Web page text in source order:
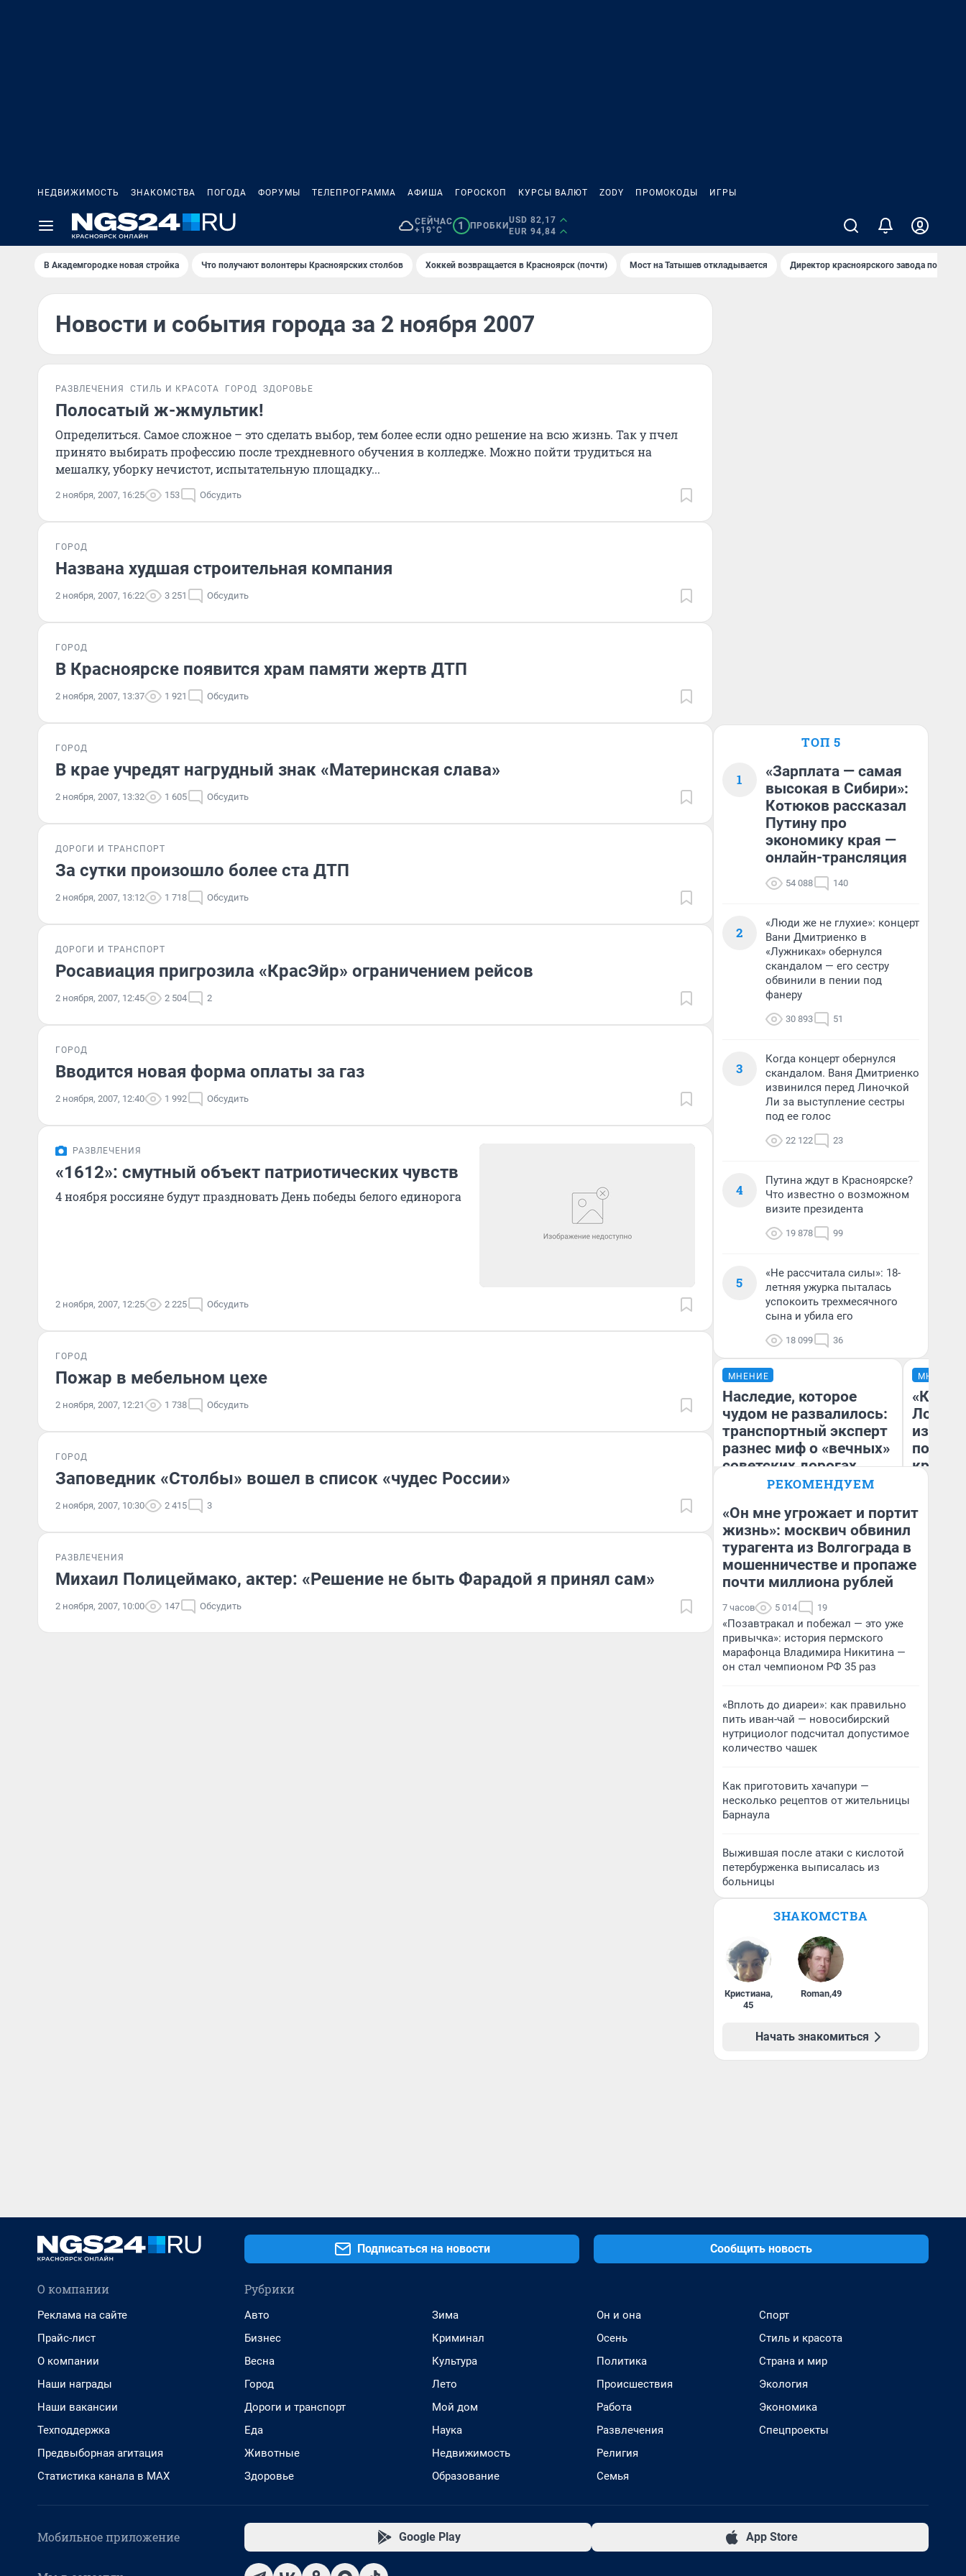
НЕДВИЖИМОСТЬ ЗНАКОМСТВА ПОГОДА ФОРУМЫ ТЕЛЕПРОГРАММА АФИША ГОРОСКОП КУРСЫ ВАЛЮТ ZODY ПРОМОКОДЫ ИГРЫ
СЕЙЧАС
+19°C
1 ПРОБКИ
USD 82,17
EUR 94,84
В Академгородке новая стройка Что получают волонтеры Красноярских столбов Хоккей возвращается в Красноярск (почти) Мост на Татышев откладывается Директор красноярского завода под
Новости и события города за 2 ноября 2007
РАЗВЛЕЧЕНИЯ СТИЛЬ И КРАСОТА ГОРОД ЗДОРОВЬЕ
Полосатый ж-жмультик!
Определиться. Самое сложное – это сделать выбор, тем более если одно решение на всю жизнь. Так у пчел
принято выбирать профессию после трехдневного обучения в колледже. Можно пойти трудиться на
мешалку, уборку нечистот, испытательную площадку...
2 ноября, 2007, 16:25 153 Обсудить
ГОРОД
Названа худшая строительная компания
2 ноября, 2007, 16:22 3 251 Обсудить
ГОРОД
В Красноярске появится храм памяти жертв ДТП
2 ноября, 2007, 13:37 1 921 Обсудить
ГОРОД
В крае учредят нагрудный знак «Материнская слава»
2 ноября, 2007, 13:32 1 605 Обсудить
ДОРОГИ И ТРАНСПОРТ
За сутки произошло более ста ДТП
2 ноября, 2007, 13:12 1 718 Обсудить
ДОРОГИ И ТРАНСПОРТ
Росавиация пригрозила «КрасЭйр» ограничением рейсов
2 ноября, 2007, 12:45 2 504 2
ГОРОД
Вводится новая форма оплаты за газ
2 ноября, 2007, 12:40 1 992 Обсудить
РАЗВЛЕЧЕНИЯ
«1612»: смутный объект патриотических чувств
4 ноября россияне будут праздновать День победы белого единорога
2 ноября, 2007, 12:25 2 225 Обсудить
ГОРОД
Пожар в мебельном цехе
2 ноября, 2007, 12:21 1 738 Обсудить
ГОРОД
Заповедник «Столбы» вошел в список «чудес России»
2 ноября, 2007, 10:30 2 415 3
РАЗВЛЕЧЕНИЯ
Михаил Полицеймако, актер: «Решение не быть Фарадой я принял сам»
2 ноября, 2007, 10:00 147 Обсудить
ТОП 5
1
«Зарплата — самая
высокая в Сибири»:
Котюков рассказал
Путину про
экономику края —
онлайн-трансляция
54 088 140
2
«Люди же не глухие»: концерт
Вани Дмитриенко в
«Лужниках» обернулся
скандалом — его сестру
обвинили в пении под
фанеру
30 893 51
3
Когда концерт обернулся
скандалом. Ваня Дмитриенко
извинился перед Линочкой
Ли за выступление сестры
под ее голос
22 122 23
4
Путина ждут в Красноярске?
Что известно о возможном
визите президента
19 878 99
5
«Не рассчитала силы»: 18-
летняя ужурка пыталась
успокоить трехмесячного
сына и убила его
18 099 36
МНЕНИЕ
Наследие, которое
чудом не развалилось:
транспортный эксперт
разнес миф о «вечных»
советских дорогах
Олег Арефьев
Блогер, предприниматель,
владелец в транспортном
бизнесе
МНЕНИЕ
«Как
из
круче
РЕКОМЕНДУЕМ
«Он мне угрожает и портит
жизнь»: москвич обвинил
турагента из Волгограда в
мошенничестве и пропаже
почти миллиона рублей
7 часов 5 014 19
«Позавтракал и побежал — это уже
привычка»: история пермского
марафонца Владимира Никитина —
он стал чемпионом РФ 35 раз
«Вплоть до диареи»: как правильно
пить иван-чай — новосибирский
нутрициолог подсчитал допустимое
количество чашек
Как приготовить хачапури —
несколько рецептов от жительницы
Барнаула
Выжившая после атаки с кислотой
петербурженка выписалась из
больницы
ЗНАКОМСТВА
Кристиана,
45
Roman,49
Начать знакомиться
Подписаться на новости Сообщить новость
О компании
Реклама на сайте
Прайс-лист
О компании
Наши награды
Наши вакансии
Техподдержка
Предвыборная агитация
Статистика канала в MAX
Рубрики
Авто
Бизнес
Весна
Город
Дороги и транспорт
Еда
Животные
Здоровье
Зима
Криминал
Культура
Лето
Мой дом
Наука
Недвижимость
Образование
Он и она
Осень
Политика
Происшествия
Работа
Развлечения
Религия
Семья
Спорт
Стиль и красота
Страна и мир
Экология
Экономика
Спецпроекты
Мобильное приложение Google Play App Store